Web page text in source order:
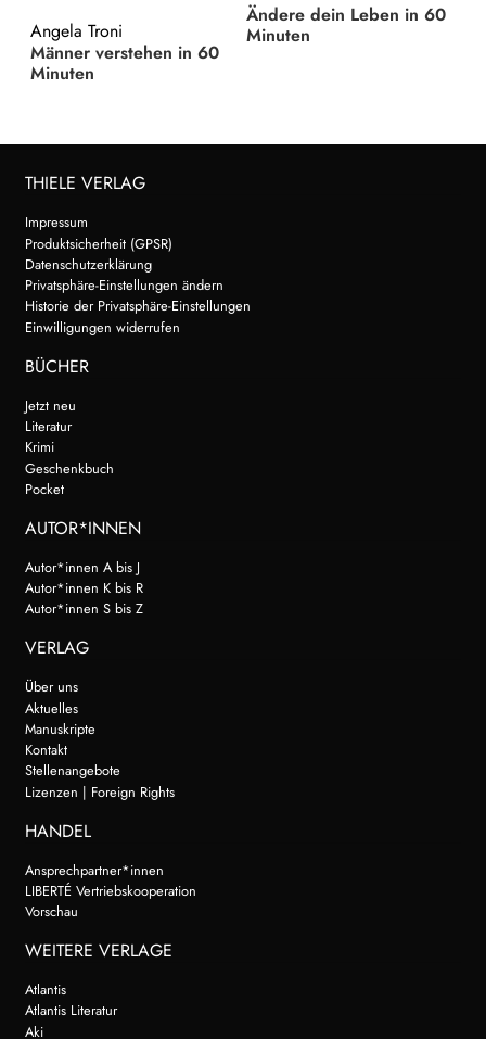
Angela Troni
Männer verstehen in 60
Minuten
Ändere dein Leben in 60
Minuten
THIELE VERLAG
Impressum
Produktsicherheit (GPSR)
Datenschutzerklärung
Privatsphäre-Einstellungen ändern
Historie der Privatsphäre-Einstellungen
Einwilligungen widerrufen
BÜCHER
Jetzt neu
Literatur
Krimi
Geschenkbuch
Pocket
AUTOR*INNEN
Autor*innen A bis J
Autor*innen K bis R
Autor*innen S bis Z
VERLAG
Über uns
Aktuelles
Manuskripte
Kontakt
Stellenangebote
Lizenzen | Foreign Rights
HANDEL
Ansprechpartner*innen
LIBERTÉ Vertriebskooperation
Vorschau
WEITERE VERLAGE
Atlantis
Atlantis Literatur
Aki